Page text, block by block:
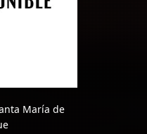
María de